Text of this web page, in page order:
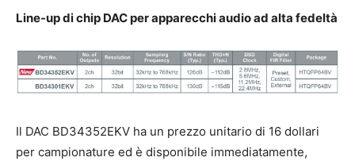
Line-up di chip DAC per apparecchi audio ad alta fedeltà
Il DAC BD34352EKV ha un prezzo unitario di 16 dollari
per campionature ed è disponibile immediatamente,